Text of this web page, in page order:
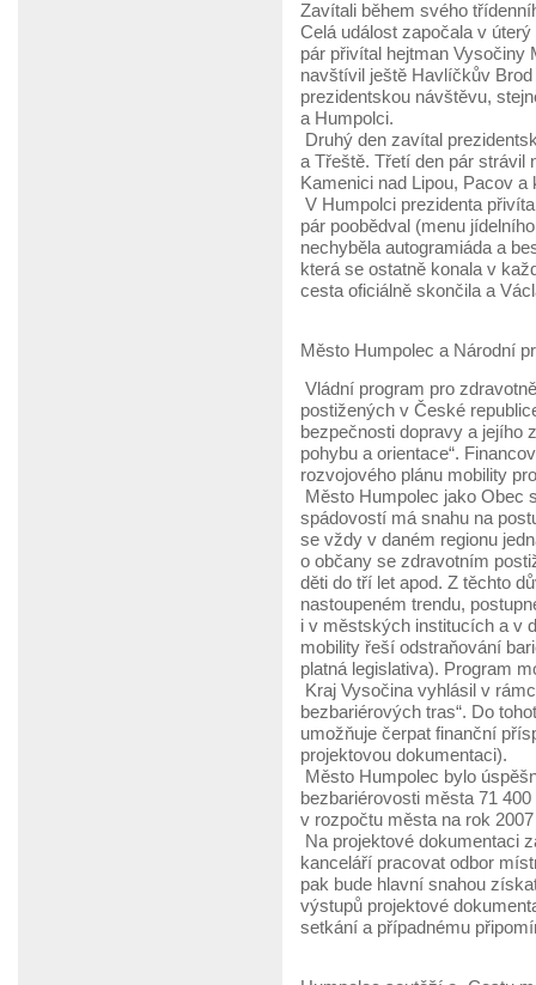
Zavítali během svého
Celá událost započala v
pár přivítal hejtman Vysočiny
navštívil ještě Havlíčkův
prezidentskou návštěvu,
a Humpolci.
Druhý den zavítal
a Třeště. Třetí den pár strávil
Kamenici nad Lipou, Pacov
V Humpolci prezidenta
pár poobědval (menu
nechyběla autogramiáda a
která se ostatně konala v
cesta oficiálně skončila a
Město Humpolec a Národní
Vládní program pro
postižených v České
bezpečnosti dopravy a jejího
pohybu a orientace“.
rozvojového plánu mobility
Město Humpolec jako Obec
spádovostí má snahu na
se vždy v daném regionu
o občany se zdravotním
děti do tří let apod. Z těchto
nastoupeném trendu,
i v městských institucích a v
mobility řeší odstraňování
platná legislativa). Program
Kraj Vysočina vyhlásil v
bezbariérových tras“. Do
umožňuje čerpat finanční
projektovou dokumentaci).
Město Humpolec bylo
bezbariérovosti města 71
v rozpočtu města na rok
Na projektové dokumentaci
kanceláří pracovat odbor
pak bude hlavní snahou
výstupů projektové
setkání a případnému